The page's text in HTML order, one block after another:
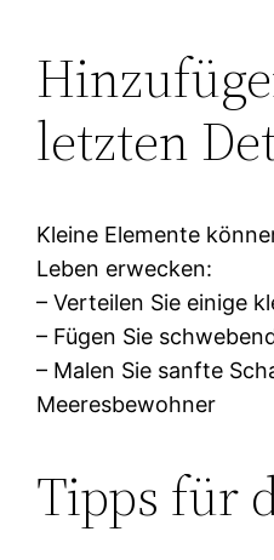
letzten
Kleine Elemente
Leben erwecken:
– Verteilen Sie einige
– Fügen Sie
– Malen Sie sanfte
Meeresbewohner
Tipps für